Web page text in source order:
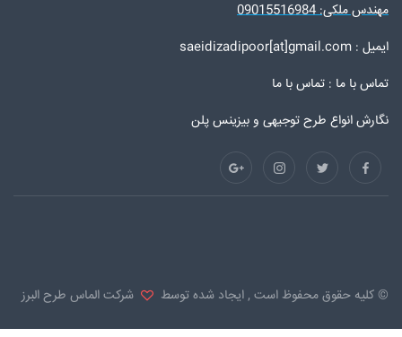
مهندس ملکی: 09015516984
ایمیل : saeidizadipoor[at]gmail.com
تماس با ما : تماس با ما
نگارش انواع طرح توجیهی و بیزینس پلن
© کلیه حقوق محفوظ است , ایجاد شده توسط شرکت الماس طرح البرز